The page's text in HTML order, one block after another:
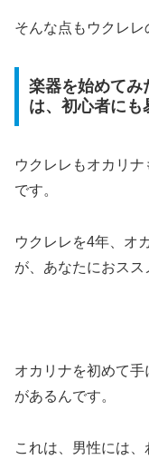
そんな点もウクレレ
楽器を始めてみ
は、初心者にも
ウクレレもオカリ
です。
ウクレレを4年、オ
が、あなたにおスス
オカリナを初めて
があるんです。
これは、男性には、